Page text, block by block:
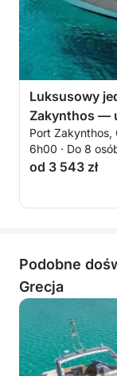
Luksusowy
Zakynthos —
wyspy (5
Port Zakynthos,
6h00 · Do 8
od 3 543 zł
Podobne
Grecja